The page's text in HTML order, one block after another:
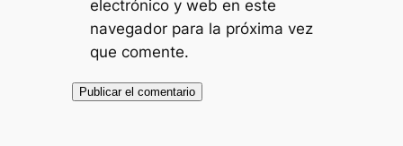
electrónico y web en este
navegador para la próxima vez
que comente.